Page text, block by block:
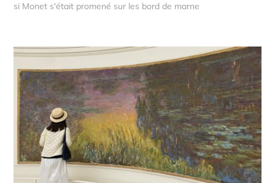
si Monet s'était promené sur les bord de marne